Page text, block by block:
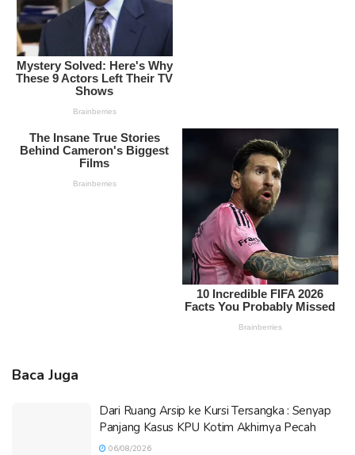
Baca Juga
Dari Ruang Arsip ke Kursi Tersangka : Senyap
Panjang Kasus KPU Kotim Akhirnya Pecah
06/08/2026